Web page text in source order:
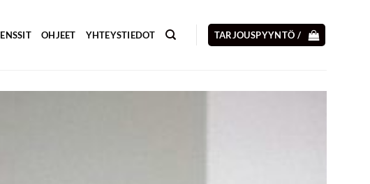
OHJEET YHTEYSTIEDOT TARJOUSPYYNTÖ /